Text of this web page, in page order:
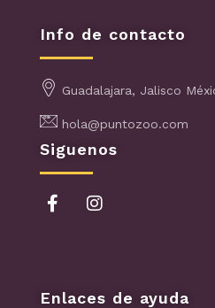
Info de contacto
Guadalajara, Jalisco
hola@puntozoo.com
Siguenos
Enlaces de ayuda